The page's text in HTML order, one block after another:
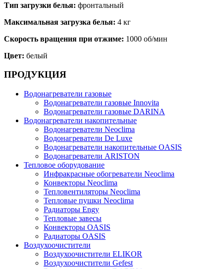
Тип загрузки белья: фронтальный
Максимальная загрузка белья: 4 кг
Скорость вращения при отжиме: 1000 об/мин
Цвет: белый
ПРОДУКЦИЯ
Водонагреватели газовые
Водонагреватели газовые Innovita
Водонагреватели газовые DARINA
Водонагреватели накопительные
Водонагреватели Neoclima
Водонагреватели De Luxe
Водонагреватели накопительные OASIS
Водонагреватели ARISTON
Тепловое оборудование
Инфракрасные обогреватели Neoclima
Конвекторы Neoclima
Тепловентиляторы Neoclima
Тепловые пушки Neoclima
Радиаторы Engy
Тепловые завесы
Конвекторы OASIS
Радиаторы OASIS
Воздухоочистители
Воздухоочистители ELIKOR
Воздухоочистители Gefest